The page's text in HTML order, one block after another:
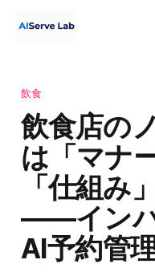
飲食
飲食店の
は「マナ
「仕組み
——イン
AI予約管